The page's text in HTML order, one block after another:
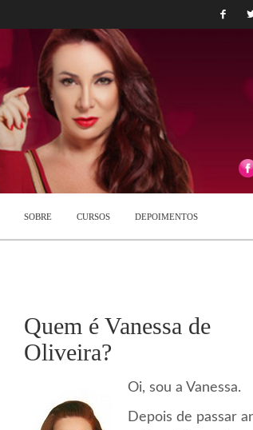
SOBRE CURSOS DEPOIMENTOS
Quem é Vanessa de
Oliveira?
Oi, sou a Vanessa.
Depois de passar